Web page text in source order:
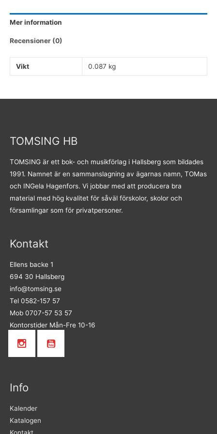
mängd
Mer information
Recensioner (0)
Vikt 0.087 kg
TOMSING HB
TOMSING är ett bok- och musikförlag i Hallsberg som bildades
1991. Namnet är en sammanslagning av ägarnas namn, TOMas
och INGela Hagenfors. Vi jobbar med att producera bra
material med hög kvalitet för såväl förskolor, skolor och
församlingar som för privatpersoner.
Kontakt
Ellens backe 1
694 30 Hallsberg
info@tomsing.se
Tel 0582-157 57
Mob 0707-57 53 57
Kontorstider Mån-Fre 10-16
Info
Kalender
Katalogen